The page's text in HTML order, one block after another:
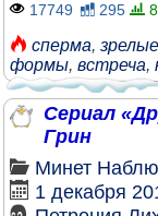
17749 295
сперма, зрелые
формы, встреча,
Сериал
Грин
Минет
1 декабря